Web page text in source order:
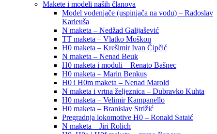
Makete i modeli naših članova
Model vodenjače (uspinjača na vodu) – Radoslav
Karleuša
N maketa – Nedžad Galijašević
TT maketa – Vlatko Moškon
H0 maketa – Krešimir Ivan Čipčić
N maketa – Nenad Beuk
H0 maketa i moduli – Renato Bašnec
H0 maketa – Marin Benkus
H0 i H0m maketa – Nenad Marold
N maketa i vrtna željeznica – Dubravko Kuhta
H0 maketa – Velimir Kampanello
H0 maketa – Branislav Strižić
Pregradnja lokomotive H0 – Ronald Sataić
N maketa – Jiri Rolich